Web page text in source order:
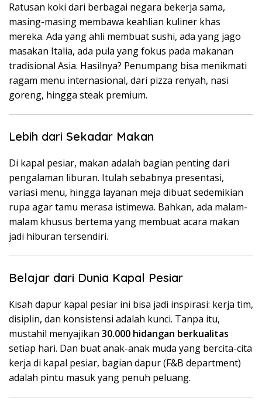
Ratusan koki dari berbagai negara bekerja sama,
masing-masing membawa keahlian kuliner khas
mereka. Ada yang ahli membuat sushi, ada yang jago
masakan Italia, ada pula yang fokus pada makanan
tradisional Asia. Hasilnya? Penumpang bisa menikmati
ragam menu internasional, dari pizza renyah, nasi
goreng, hingga steak premium.
Lebih dari Sekadar Makan
Di kapal pesiar, makan adalah bagian penting dari
pengalaman liburan. Itulah sebabnya presentasi,
variasi menu, hingga layanan meja dibuat sedemikian
rupa agar tamu merasa istimewa. Bahkan, ada malam-
malam khusus bertema yang membuat acara makan
jadi hiburan tersendiri.
Belajar dari Dunia Kapal Pesiar
Kisah dapur kapal pesiar ini bisa jadi inspirasi: kerja tim,
disiplin, dan konsistensi adalah kunci. Tanpa itu,
mustahil menyajikan 30.000 hidangan berkualitas
setiap hari. Dan buat anak-anak muda yang bercita-cita
kerja di kapal pesiar, bagian dapur (F&B department)
adalah pintu masuk yang penuh peluang.